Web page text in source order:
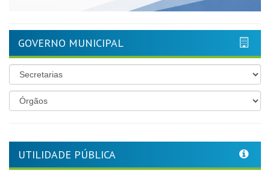
GOVERNO MUNICIPAL
UTILIDADE PÚBLICA